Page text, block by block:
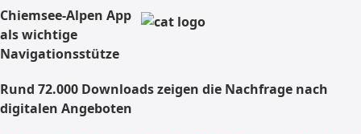
Chiemsee-Alpen App
als wichtige
Navigationsstütze
Rund 72.000 Downloads zeigen die Nachfrage nach
digitalen Angeboten